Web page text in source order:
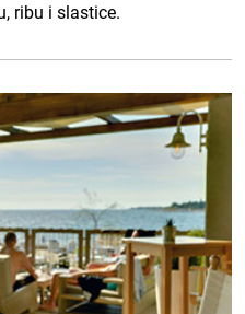
ribu i slastice.